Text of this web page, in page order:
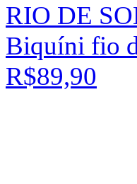
RIO DE
Biquíni fio
R$89,90